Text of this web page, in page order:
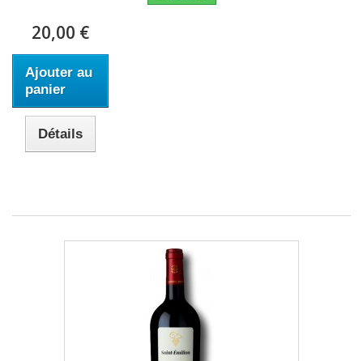
20,00 €
Ajouter au
panier
Détails